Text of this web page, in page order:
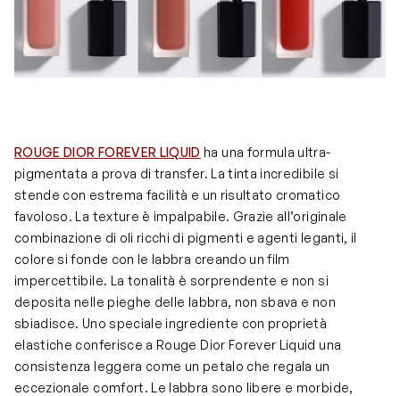
ROUGE DIOR FOREVER LIQUID ha una formula ultra-
pigmentata a prova di transfer. La tinta incredibile si
stende con estrema facilità e un risultato cromatico
favoloso. La texture è impalpabile. Grazie all’originale
combinazione di oli ricchi di pigmenti e agenti leganti, il
colore si fonde con le labbra creando un film
impercettibile. La tonalità è sorprendente e non si
deposita nelle pieghe delle labbra, non sbava e non
sbiadisce. Uno speciale ingrediente con proprietà
elastiche conferisce a Rouge Dior Forever Liquid una
consistenza leggera come un petalo che regala un
eccezionale comfort. Le labbra sono libere e morbide,